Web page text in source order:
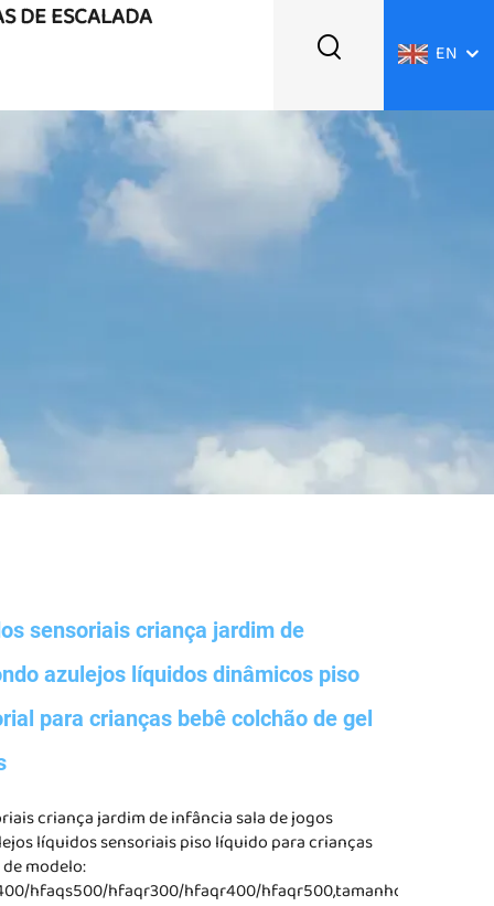
DE ESCALADA
EN
sensoriais criança jardim de
azulejos líquidos dinâmicos piso
para crianças bebê colchão de gel
criança jardim de infância sala de jogos
líquidos sensoriais piso líquido para crianças
modelo:
hfaqs500/hfaqr300/hfaqr400/hfaqr500,tamanho:30*30cm